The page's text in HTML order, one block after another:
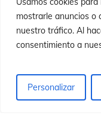
mostrarle anuncios o
nuestro tráfico. Al
consentimiento a
Personalizar